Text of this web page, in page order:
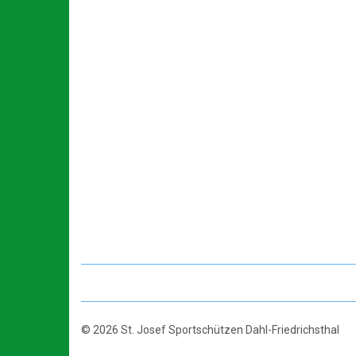
© 2026 St. Josef Sportschützen Dahl-Friedrichsthal